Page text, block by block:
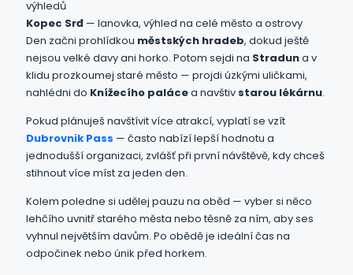
výhledů
Kopec Srđ — lanovka, výhled na celé město a ostrovy
Den začni prohlídkou městských hradeb, dokud ještě
nejsou velké davy ani horko. Potom sejdi na Straduna v
klidu prozkoumej staré město — projdi úzkými uličkami,
nahlédni do Knížecího palácea navštiv starou lékárnu.
Pokud plánuješ navštívit více atrakcí, vyplatí se vzít
Dubrovnik Pass — často nabízí lepší hodnotu a
jednodušší organizaci, zvlášť při první návštěvě, kdy chceš
stihnout více míst za jeden den.
Kolem poledne si udělej pauzu na oběd — vyber si něco
lehčího uvnitř starého města nebo těsně za ním, aby ses
vyhnul největším davům. Po obědě je ideální čas na
odpočinek nebo únik před horkem.